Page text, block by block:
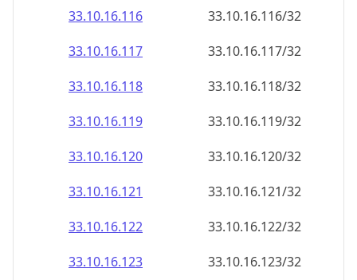
33.10.16.125
33.10.16.125/32
33.10.16.126
33.10.16.126/32
33.10.16.127
33.10.16.127/32
33.10.16.128
33.10.16.128/32
33.10.16.129
33.10.16.129/32
33.10.16.130
33.10.16.130/32
33.10.16.131
33.10.16.131/32
33.10.16.132
33.10.16.132/32